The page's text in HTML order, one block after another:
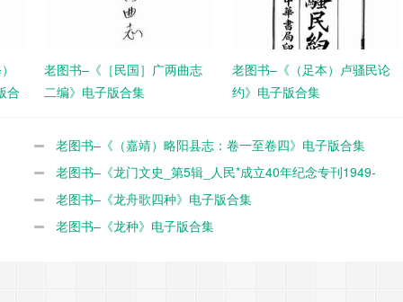
合
老图书–《［民国］广两曲志
二编》电子版合集
老图书–《（足本）卢骚民论
约》电子版合集
老图书–《（嘉靖）略阳县志：卷一至卷四》电子版合集
老图书–《龙门文史_第5辑_人民*成立40年纪念专刊1949-
1989》电子版合集
老图书–《龙舟歌四种》电子版合集
老图书–《龙种》电子版合集